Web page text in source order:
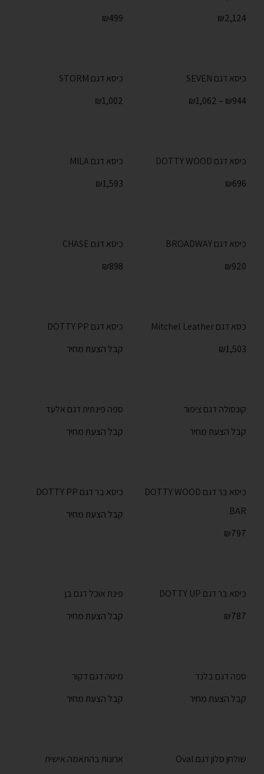
₪2,124
₪499
כיסא דגם SEVEN
₪944
–
₪1,062
כיסא דגם STORM
₪1,002
כיסא דגם DOTTY WOOD
₪696
כיסא דגם MILA
₪1,593
כיסא דגם BROADWAY
₪920
כיסא דגם CHASE
₪898
כסא דגם Mitchel Leather
₪1,503
כיסא דגם DOTTY PP
קבל הצעת מחיר
קונסולה דגם ציפור
קבל הצעת מחיר
ספה פינתית דגם אלעד
קבל הצעת מחיר
כיסא בר דגם DOTTY WOOD
BAR
₪797
כיסא בר דגם DOTTY PP
קבל הצעת מחיר
כיסא בר דגם DOTTY UP
₪787
פינת אוכל דגם בן
קבל הצעת מחיר
ספה דגם בלנד
קבל הצעת מחיר
מיטה דגם דקור
קבל הצעת מחיר
שולחן סלון דגם Oval
ארונות בהתאמה אישית